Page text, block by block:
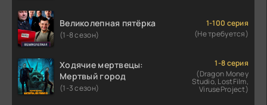
Великолепная пятёрка
(1-8 сезон)
1-100 серия
(Не требуется)
Ходячие мертвецы:
Мертвый город
(1-3 сезон)
1-8 серия
(Dragon Money
Studio, LostFilm,
ViruseProject)